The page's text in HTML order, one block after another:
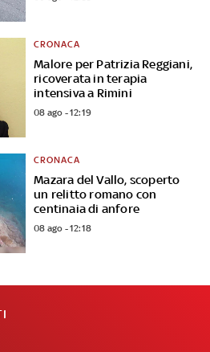
Malore per Patrizia Reggiani,
ricoverata in terapia
intensiva a Rimini
CRONACA
08 ago - 12:19
Mazara del Vallo, scoperto
un relitto romano con
centinaia di anfore
CRONACA
08 ago - 12:18